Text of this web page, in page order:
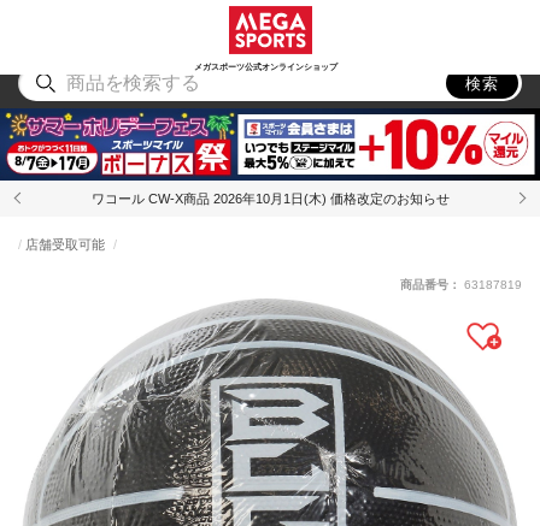
メガスポーツ公式オンラインショップ
アウトドア
検索
ワコール CW-X商品 2026年10月1日(木) 価格改定のお知らせ
店舗受取可能
商品番号： 63187819